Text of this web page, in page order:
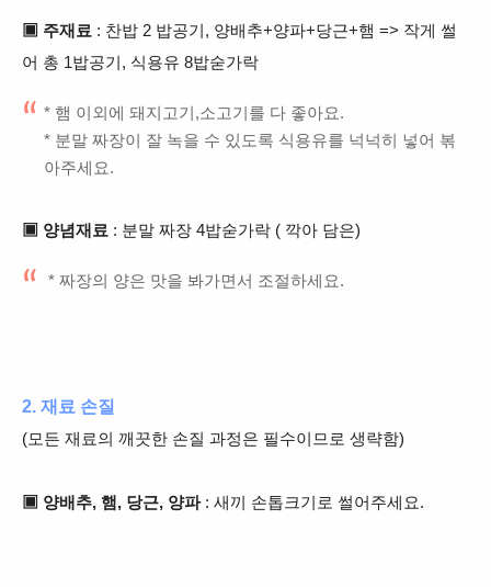
▣ 주재료 : 찬밥 2 밥공기, 양배추+양파+당근+햄 => 작게 썰
어 총 1밥공기, 식용유 8밥숟가락
* 햄 이외에 돼지고기,소고기를 다 좋아요.
* 분말 짜장이 잘 녹을 수 있도록 식용유를 넉넉히 넣어 볶
아주세요.
▣ 양념재료 : 분말 짜장 4밥숟가락 ( 깍아 담은)
* 짜장의 양은 맛을 봐가면서 조절하세요.
2. 재료 손질
(모든 재료의 깨끗한 손질 과정은 필수이므로 생략함)
▣ 양배추, 햄, 당근, 양파: 새끼 손톱크기로 썰어주세요.